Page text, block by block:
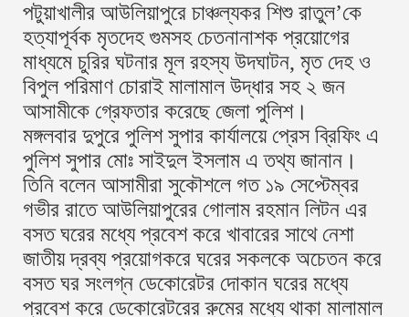
পটুয়াখালীর আউলিয়াপুরে চাঞ্চল্যকর শিশু রাতুল’কে
হত্যাপূর্বক মৃতদেহ গুমসহ চেতনানাশক প্রয়োগের
মাধ্যমে চুরির ঘটনার মূল রহস্য উদঘাটন, মৃত দেহ ও
বিপুল পরিমাণ চোরাই মালামাল উদ্ধার সহ ২ জন
আসামীকে গ্রেফতার করেছে জেলা পুলিশ।
মঙ্গলবার দুপুরে পুলিশ সুপার কার্যালয়ে প্রেস ব্রিফিং এ
পুলিশ সুপার মোঃ সাইদুল ইসলাম এ তথ্য জানান।
তিনি বলেন আসামীরা সুকৌশলে গত ১৯ সেপ্টেম্বর
গভীর রাতে আউলিয়াপুরের গোলাম রহমান লিটন এর
বসত ঘরের মধ্যে প্রবেশ করে খাবারের সাথে নেশা
জাতীয় দ্রব্য প্রয়োগকরে ঘরের সকলকে অচেতন করে
বসত ঘর সংলগ্ন ডেকোরেটর দোকান ঘরের মধ্যে
প্রবেশ করে ডেকোরেটরের রুমের মধ্যে থাকা মালামাল